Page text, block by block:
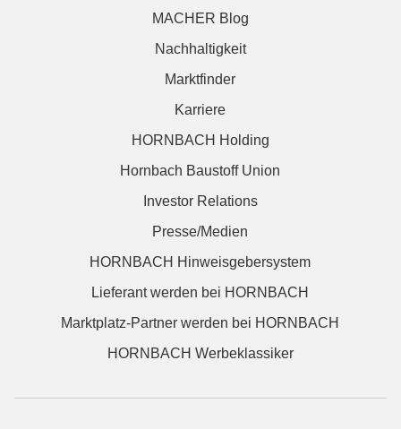
MACHER Blog
Nachhaltigkeit
Marktfinder
Karriere
HORNBACH Holding
Hornbach Baustoff Union
Investor Relations
Presse/Medien
HORNBACH Hinweisgebersystem
Lieferant werden bei HORNBACH
Marktplatz-Partner werden bei HORNBACH
HORNBACH Werbeklassiker